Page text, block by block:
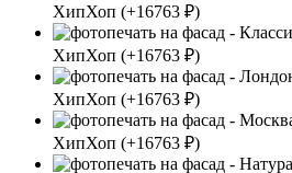
ХипХоп (+16763 ₽)
ХипХоп (+16763 ₽)
ХипХоп (+16763 ₽)
ХипХоп (+16763 ₽)